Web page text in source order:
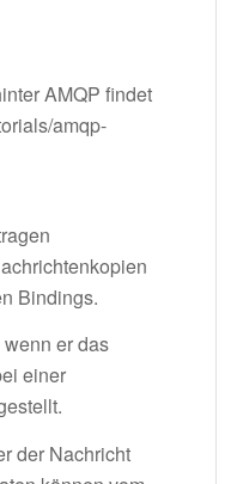
AMQP findet
amqp-
Bindings.
er das
einer
der Nachricht